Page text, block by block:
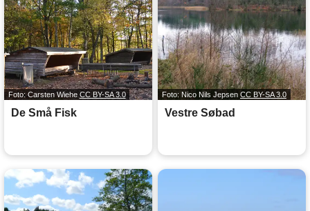
Foto: Carsten Wiehe CC BY-SA 3.0
De Små Fisk
Foto: Nico Nils Jepsen CC BY-SA 3.0
Vestre Søbad